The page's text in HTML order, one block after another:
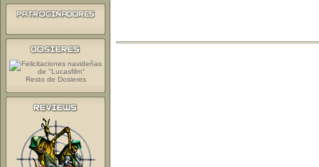
Resto de Dosieres